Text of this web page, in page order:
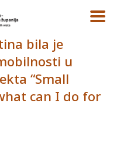
bila je
u
“Small
can I do for